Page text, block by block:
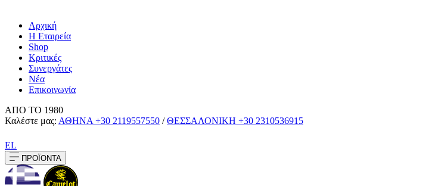
Αρχική
Η Εταιρεία
Shop
Κριτικές
Συνεργάτες
Νέα
Επικοινωνία
ΑΠΟ ΤΟ 1980
Καλέστε μας: ΑΘΗΝΑ +30 2119557550 /ΘΕΣΣΑΛΟΝΙΚΗ +30 2310536915
EL
ΠΡΟΪΟΝΤΑ